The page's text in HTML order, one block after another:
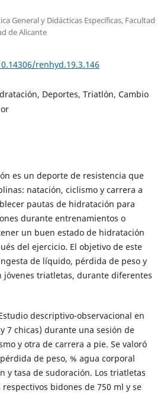
General y Didácticas Específicas, Facultad
de Alicante
renhyd.19.3.146
Deportes, Triatlón, Cambio
es un deporte de resistencia que
natación, ciclismo y carrera a
pautas de hidratación para
durante entrenamientos o
un buen estado de hidratación
del ejercicio. El objetivo de este
de líquido, pérdida de peso y
jóvenes triatletas, durante diferentes
descriptivo-observacional en
7 chicas) durante una sesión de
y otra de carrera a pie. Se valoró
de peso, % agua corporal
y tasa de sudoración. Los triatletas
bidones de 750 ml y se